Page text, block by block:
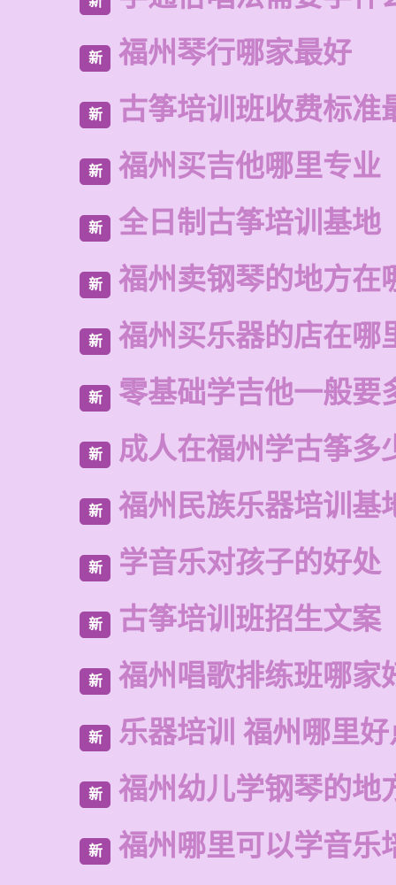
新 福州琴行哪家最好
新 古筝培训班收费标准
新 福州买吉他哪里专业
新 全日制古筝培训基地
新 福州卖钢琴的地方在
新 福州买乐器的店在哪
新 零基础学吉他一般要
新 成人在福州学古筝多
新 福州民族乐器培训基
新 学音乐对孩子的好处
新 古筝培训班招生文案
新 福州唱歌排练班哪家
新 乐器培训 福州哪里
新 福州幼儿学钢琴的地
新 福州哪里可以学音乐